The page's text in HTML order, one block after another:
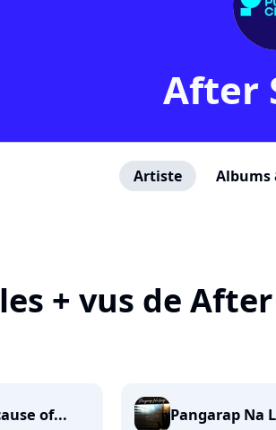
After
Artiste Albums
+ vus de After
of... Pangarap Na